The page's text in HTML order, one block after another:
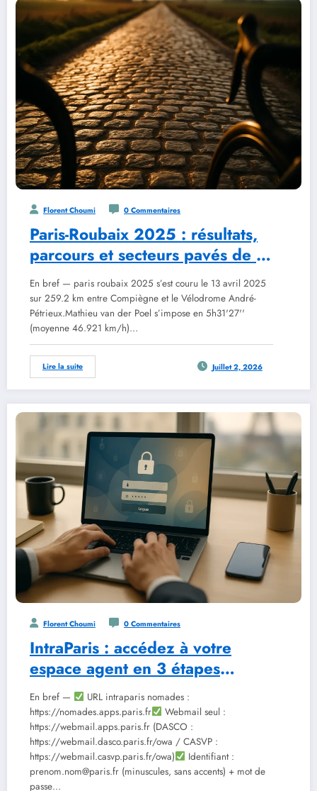
Florent Choumi 0 Commentaires
Paris-Roubaix 2025 : résultats,
parcours et secteurs pavés de la
122e édition
En bref — paris roubaix 2025 s’est couru le 13 avril 2025
sur 259.2 km entre Compiègne et le Vélodrome André-
Pétrieux.Mathieu van der Poel s’impose en 5h31'27''
(moyenne 46.921 km/h)…
Lire la suite Juillet 2, 2026
Florent Choumi 0 Commentaires
IntraParis : accédez à votre
espace agent en 3 étapes
sécurisées
En bref —
URL intraparis nomades :
https://nomades.apps.paris.fr
Webmail seul :
https://webmail.apps.paris.fr (DASCO :
https://webmail.dasco.paris.fr/owa / CASVP :
https://webmail.casvp.paris.fr/owa)
Identifiant :
prenom.nom@paris.fr (minuscules, sans accents) + mot de
passe…